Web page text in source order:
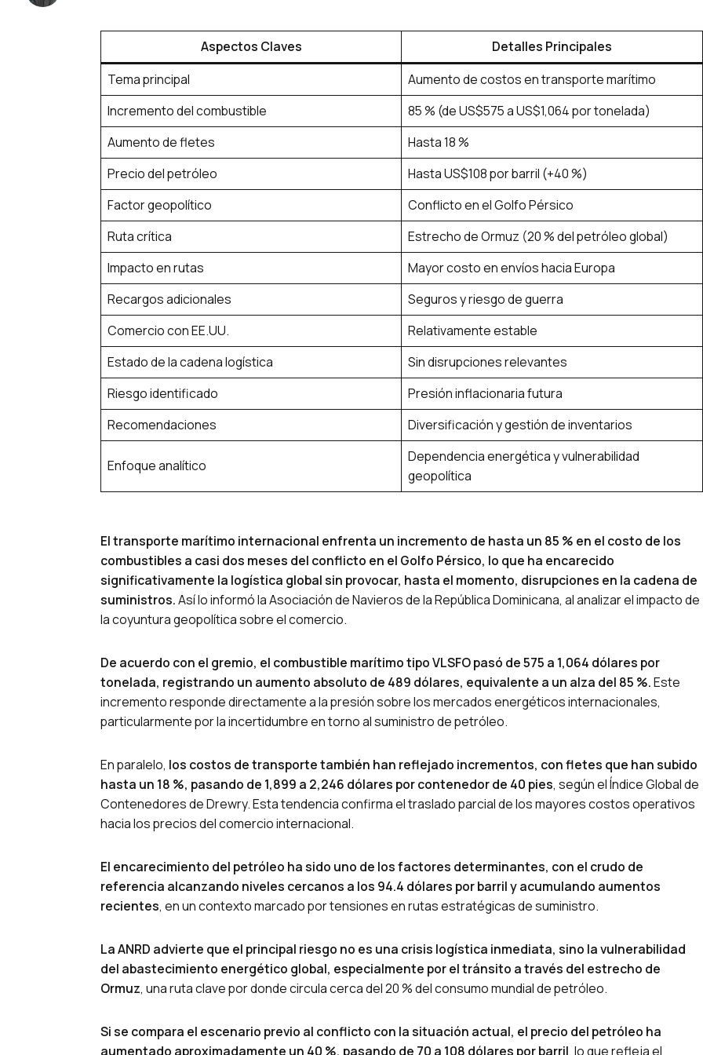
Aspectos Claves
Detalles Principales
Tema principal
Aumento de costos en transporte marítimo
Incremento del combustible
85 % (de US$575 a US$1,064 por tonelada)
Aumento de fletes
Hasta 18 %
Precio del petróleo
Hasta US$108 por barril (+40 %)
Factor geopolítico
Conflicto en el Golfo Pérsico
Ruta crítica
Estrecho de Ormuz (20 % del petróleo global)
Impacto en rutas
Mayor costo en envíos hacia Europa
Recargos adicionales
Seguros y riesgo de guerra
Comercio con EE.UU.
Relativamente estable
Estado de la cadena logística
Sin disrupciones relevantes
Riesgo identificado
Presión inflacionaria futura
Recomendaciones
Diversificación y gestión de inventarios
Enfoque analítico
Dependencia energética y vulnerabilidad
geopolítica
El transporte marítimo internacional enfrenta un incremento de hasta un 85 % en el costo de los
combustibles a casi dos meses del conflicto en el Golfo Pérsico, lo que ha encarecido
significativamente la logística global sin provocar, hasta el momento, disrupciones en la cadena de
suministros.Así lo informó la Asociación de Navieros de la República Dominicana, al analizar el impacto de
la coyuntura geopolítica sobre el comercio.
De acuerdo con el gremio, el combustible marítimo tipo VLSFO pasó de 575 a 1,064 dólares por
tonelada, registrando un aumento absoluto de 489 dólares, equivalente a un alza del 85 %.Este
incremento responde directamente a la presión sobre los mercados energéticos internacionales,
particularmente por la incertidumbre en torno al suministro de petróleo.
En paralelo, los costos de transporte también han reflejado incrementos, con fletes que han subido
hasta un 18 %, pasando de 1,899 a 2,246 dólares por contenedor de 40 pies, según el Índice Global de
Contenedores de Drewry. Esta tendencia confirma el traslado parcial de los mayores costos operativos
hacia los precios del comercio internacional.
El encarecimiento del petróleo ha sido uno de los factores determinantes, con el crudo de
referencia alcanzando niveles cercanos a los 94.4 dólares por barril y acumulando aumentos
recientes, en un contexto marcado por tensiones en rutas estratégicas de suministro.
La ANRD advierte que el principal riesgo no es una crisis logística inmediata, sino la vulnerabilidad
del abastecimiento energético global, especialmente por el tránsito a través del estrecho de
Ormuz, una ruta clave por donde circula cerca del 20 % del consumo mundial de petróleo.
Si se compara el escenario previo al conflicto con la situación actual, el precio del petróleo ha
aumentado aproximadamente un 40 %, pasando de 70 a 108 dólares por barril, lo que refleja el